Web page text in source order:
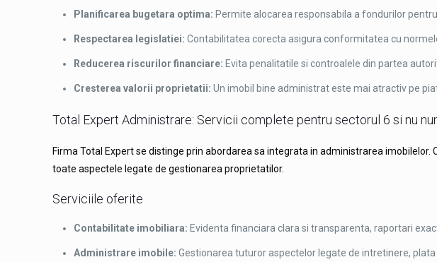
Planificarea bugetara optima: Permite alocarea responsabila a fondurilor
Respectarea legislatiei: Contabilitatea corecta asigura conformitatea cu
Reducerea riscurilor financiare: Evita penalitatile si controalele din partea
Cresterea valorii proprietatii: Un imobil bine administrat este mai atractiv pe
Total Expert Administrare: Servicii complete pentru sectorul 6 si nu
Firma Total Expert se distinge prin abordarea sa integrata in administrarea
toate aspectele legate de gestionarea proprietatilor.
Serviciile oferite
Contabilitate imobiliara: Evidenta financiara clara si transparenta, raportari
Administrare imobile: Gestionarea tuturor aspectelor legate de intretinere,